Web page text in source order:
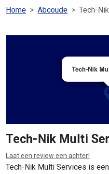
Home Abcoude Tech-
Tech-Nik
Tech-Nik Multi
Laat een review een achter!
Tech-Nik Multi Services is